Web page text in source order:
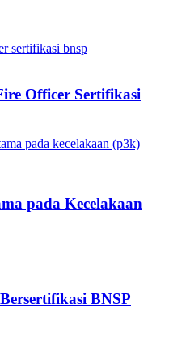
Officer Sertifikasi
pada Kecelakaan
BNSP